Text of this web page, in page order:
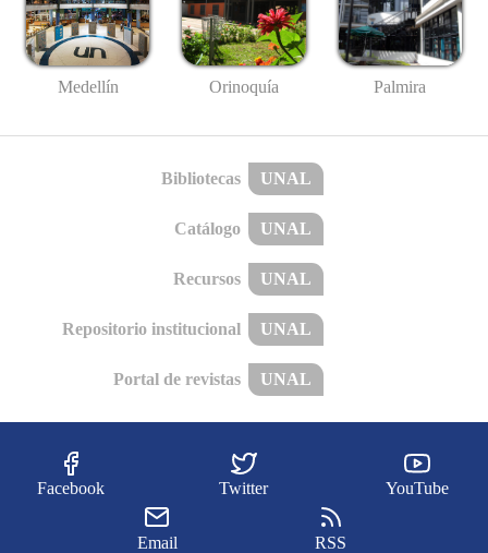
Medellín Orinoquía Palmira
Bibliotecas UNAL
Catálogo UNAL
Recursos UNAL
Repositorio institucional UNAL
Portal de revistas UNAL
Facebook Twitter YouTube
Email RSS